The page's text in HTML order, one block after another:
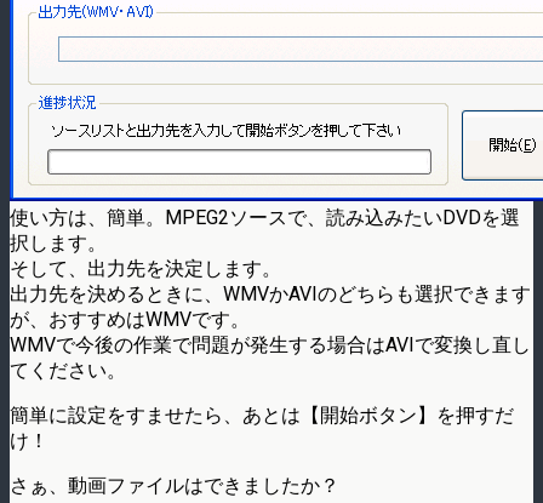
使い方は、簡単。MPEG2ソースで、読み込みたいDVDを選
択します。
そして、出力先を決定します。
出力先を決めるときに、WMVかAVIのどちらも選択できます
が、おすすめはWMVです。
WMVで今後の作業で問題が発生する場合はAVIで変換し直し
てください。
簡単に設定をすませたら、あとは【開始ボタン】を押すだ
け！
さぁ、動画ファイルはできましたか？